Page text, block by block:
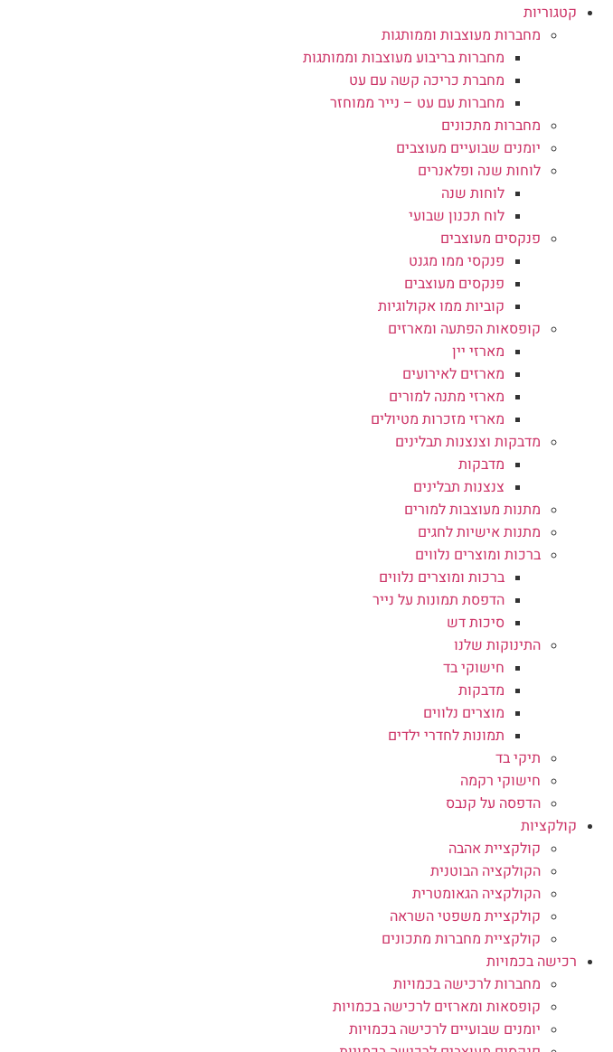
קטגוריות
מחברות מעוצבות וממותגות
מחברות בריבוע מעוצבות וממותגות
מחברת כריכה קשה עם עט
מחברות עם עט – נייר ממוחזר
מחברות מתכונים
יומנים שבועיים מעוצבים
לוחות שנה ופלאנרים
לוחות שנה
לוח תכנון שבועי
פנקסים מעוצבים
פנקסי ממו מגנט
פנקסים מעוצבים
קוביות ממו אקולוגיות
קופסאות הפתעה ומארזים
מארזי יין
מארזים לאירועים
מארזי מתנה למורים
מארזי מזכרות מטיולים
מדבקות וצנצנות תבלינים
מדבקות
צנצנות תבלינים
מתנות מעוצבות למורים
מתנות אישיות לחגים
ברכות ומוצרים נלווים
ברכות ומוצרים נלווים
הדפסת תמונות על נייר
סיכות דש
התינוקות שלנו
חישוקי בד
מדבקות
מוצרים נלווים
תמונות לחדרי ילדים
תיקי בד
חישוקי רקמה
הדפסה על קנבס
קולקציות
קולקציית אהבה
הקולקציה הבוטנית
הקולקציה הגאומטרית
קולקציית משפטי השראה
קולקציית מחברות מתכונים
רכישה בכמויות
מחברות לרכישה בכמויות
קופסאות ומארזים לרכישה בכמויות
יומנים שבועיים לרכישה בכמויות